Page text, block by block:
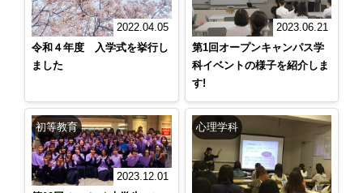
2022.04.05
令和４年度 入学式を挙行し
ました
2023.06.21
第1回オープンキャンパス学
科イベントの様子を紹介しま
す!
初等教育
2023.12.01
心理学科